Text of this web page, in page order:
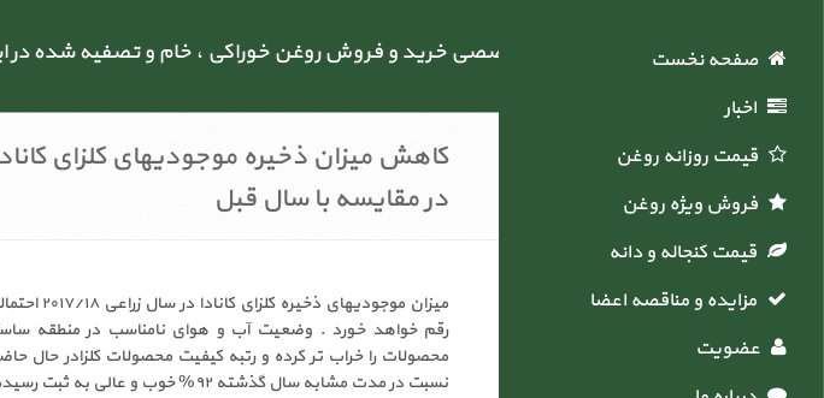
اولین سایت تخصصی خرید و فروش روغن خوراکی ، خام و تصفیه شده در
صفحه نخست
اخبار
قیمت روزانه روغن
فروش ویژه روغن
قیمت کنجاله و دانه
مزایده و مناقصه اعضاء
عضویت
کاهش میزان ذخیره موجودیهای کلزای
در مقایسه با سال قبل
نسبت در مدت مشابه سال گذشته ۹۲% خوب و عالی به ثبت رسیده است .